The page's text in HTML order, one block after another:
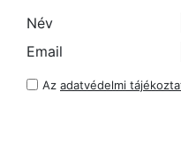
Név
Email
Az adatvédelmi